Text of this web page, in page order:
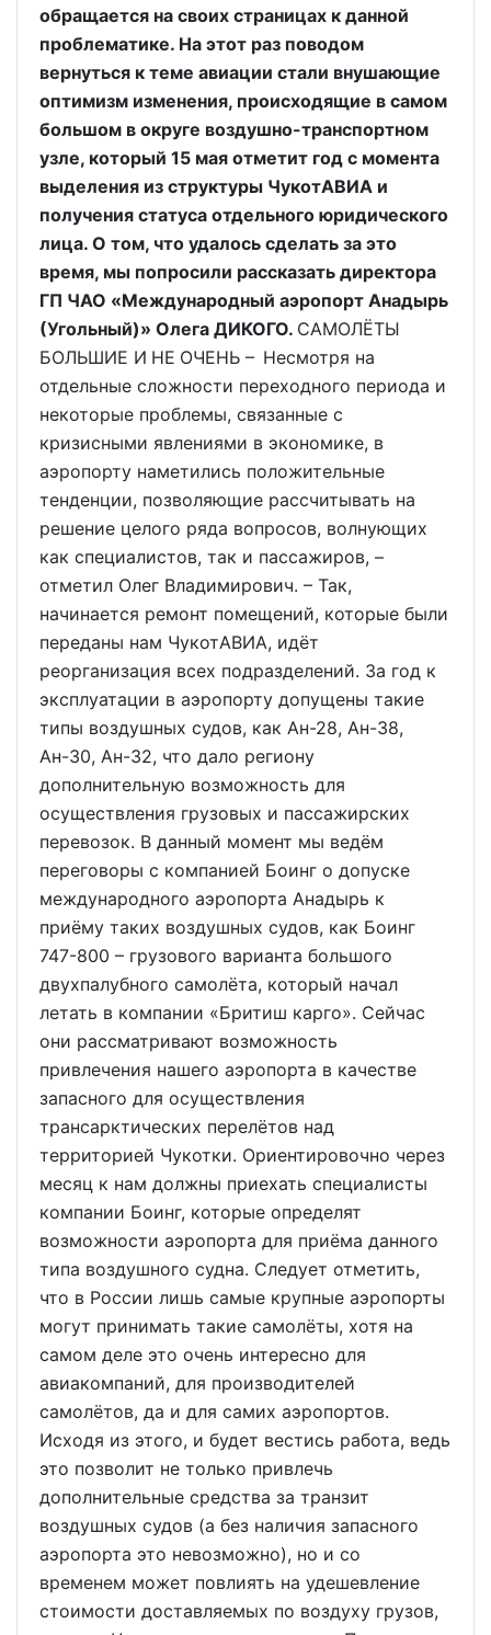
обращается на своих страницах к данной
проблематике. На этот раз поводом
вернуться к теме авиации стали внушающие
оптимизм изменения, происходящие в самом
большом в округе воздушно-транспортном
узле, который 15 мая отметит год с момента
выделения из структуры ЧукотАВИА и
получения статуса отдельного юридического
лица. О том, что удалось сделать за это
время, мы попросили рассказать директора
ГП ЧАО «Международный аэропорт Анадырь
(Угольный)» Олега ДИКОГО. САМОЛЁТЫ
БОЛЬШИЕ И НЕ ОЧЕНЬ – Несмотря на
отдельные сложности переходного периода и
некоторые проблемы, связанные с
кризисными явлениями в экономике, в
аэропорту наметились положительные
тенденции, позволяющие рассчитывать на
решение целого ряда вопросов, волнующих
как специалистов, так и пассажиров, –
отметил Олег Владимирович. – Так,
начинается ремонт помещений, которые были
переданы нам ЧукотАВИА, идёт
реорганизация всех подразделений. За год к
эксплуатации в аэропорту допущены такие
типы воздушных судов, как Ан-28, Ан-38,
Ан-30, Ан-32, что дало региону
дополнительную возможность для
осуществления грузовых и пассажирских
перевозок. В данный момент мы ведём
переговоры с компанией Боинг о допуске
международного аэропорта Анадырь к
приёму таких воздушных судов, как Боинг
747-800 – грузового варианта большого
двухпалубного самолёта, который начал
летать в компании «Бритиш карго». Сейчас
они рассматривают возможность
привлечения нашего аэропорта в качестве
запасного для осуществления
трансарктических перелётов над
территорией Чукотки. Ориентировочно через
месяц к нам должны приехать специалисты
компании Боинг, которые определят
возможности аэропорта для приёма данного
типа воздушного судна. Следует отметить,
что в России лишь самые крупные аэропорты
могут принимать такие самолёты, хотя на
самом деле это очень интересно для
авиакомпаний, для производителей
самолётов, да и для самих аэропортов.
Исходя из этого, и будет вестись работа, ведь
это позволит не только привлечь
дополнительные средства за транзит
воздушных судов (а без наличия запасного
аэропорта это невозможно), но и со
временем может повлиять на удешевление
стоимости доставляемых по воздуху грузов,